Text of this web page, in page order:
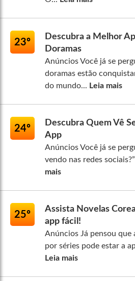
23º
Descubra a Melhor
Doramas
Anúncios Você já se
doramas estão
do mundo... Leia mais
24º
Descubra Quem Vê
App
Anúncios Você já se
vendo nas redes
mais
25º
Assista Novelas
app fácil!
Anúncios Já pensou que
por séries pode estar a
Leia mais